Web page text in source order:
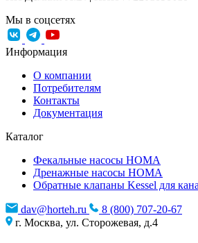
Мы в соцсетях
Информация
О компании
Потребителям
Контакты
Документация
Каталог
Фекальные насосы HOMA
Дренажные насосы HOMA
Обратные клапаны Kessel для
dav@horteh.ru
8 (800) 707-20-67
г. Москва, ул. Сторожевая, д.4